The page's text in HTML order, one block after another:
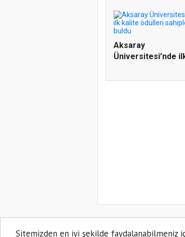
Sitemizden en iyi şekilde faydalanabilmeniz
Aksaray
Üniversitesi’nde
AKSARAY PORTAL 2021